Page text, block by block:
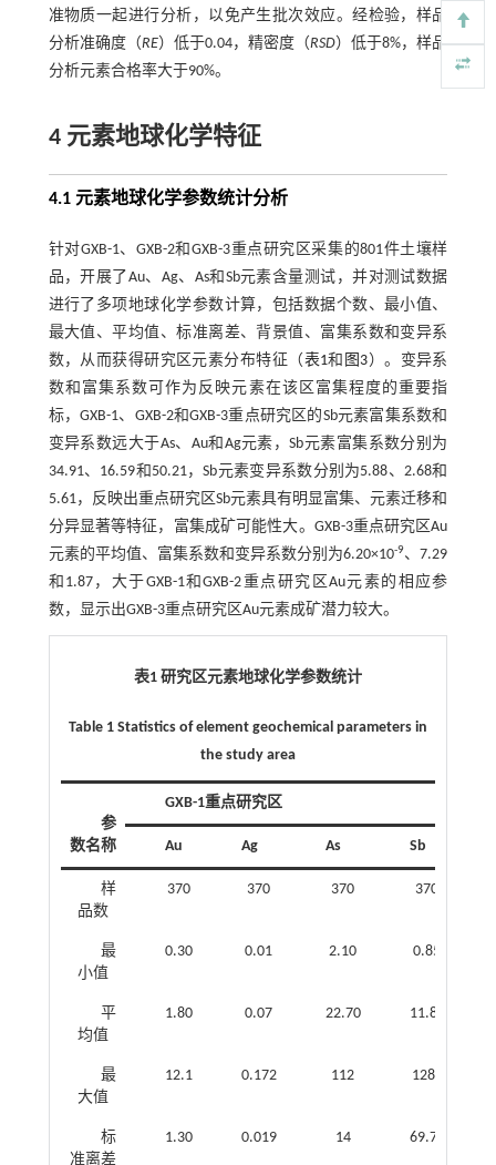
准物质一起进行分析，以免产生批次效应。经检验，样品
分析准确度（RE）低于0.04，精密度（RSD）低于8%，样品
分析元素合格率大于90%。
4 元素地球化学特征
4.1 元素地球化学参数统计分析
针对GXB-1、GXB-2和GXB-3重点研究区采集的801件土壤样
品，开展了Au、Ag、As和Sb元素含量测试，并对测试数据
进行了多项地球化学参数计算，包括数据个数、最小值、
最大值、平均值、标准离差、背景值、富集系数和变异系
数，从而获得研究区元素分布特征（表1和 图3）。变异系
数和富集系数可作为反映元素在该区富集程度的重要指
标，GXB-1、GXB-2和GXB-3重点研究区的Sb元素富集系数和
变异系数远大于As、Au和Ag元素，Sb元素富集系数分别为
34.91、16.59和50.21，Sb元素变异系数分别为5.88、2.68和
5.61，反映出重点研究区Sb元素具有明显富集、元素迁移和
分异显著等特征，富集成矿可能性大。GXB-3重点研究区Au
元素的平均值、富集系数和变异系数分别为6.20×10-9、7.29
和1.87，大于GXB-1和GXB-2重点研究区Au元素的相应参
数，显示出GXB-3重点研究区Au元素成矿潜力较大。
表1 研究区元素地球化学参数统计
Table 1 Statistics of element geochemical parameters in
the study area
参
数名称
GXB-1重点研究区
Au Ag As Sb
样
品数
370 370 370 370
最
小值
0.30 0.01 2.10 0.85
平
均值
1.80 0.07 22.70 11.87
最
大值
12.1 0.172 112 1287
标
准离差
1.30 0.019 14 69.77